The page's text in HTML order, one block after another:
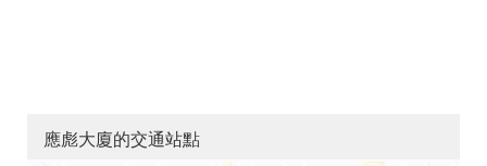
應彪大廈的交通站點